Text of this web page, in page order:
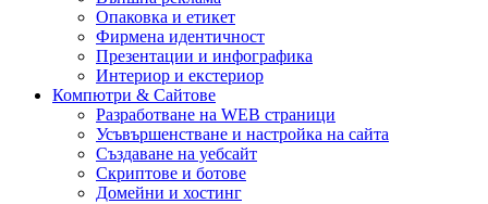
Опаковка и етикет
Фирмена идентичност
Презентации и инфографика
Интериор и екстериор
Компютри & Сайтове
Разработване на WEB страници
Усъвършенстване и настройка на сайта
Създаване на уебсайт
Скриптове и ботове
Домейни и хостинг